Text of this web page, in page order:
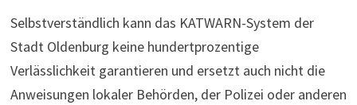
Selbstverständlich kann das KATWARN-System der
Stadt Oldenburg keine hundertprozentige
Verlässlichkeit garantieren und ersetzt auch nicht die
Anweisungen lokaler Behörden, der Polizei oder anderen